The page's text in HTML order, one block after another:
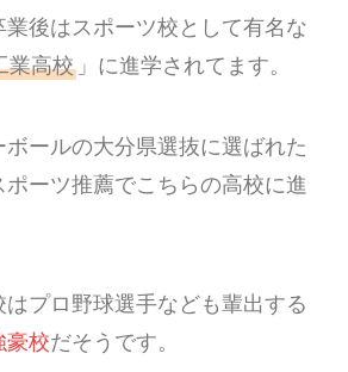
後はスポーツ校として有名な
業高校」に進学されてます。
ールの大分県選抜に選ばれた
ーツ推薦でこちらの高校に進
プロ野球選手なども輩出する
豪校だそうです。